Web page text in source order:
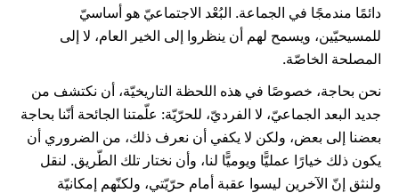
دائمًا مندمجًا في الجماعة. البُعْد الاجتماعيّ هو أساسيّ
للمسيحيّين، ويسمح لهم أن ينظروا إلى الخير العام، لا إلى
المصلحة الخاصّة.
نحن بحاجة، خصوصًا في هذه اللحظة التاريخيّة، أن نكتشف من
جديد البعد الجماعيّ، لا الفرديّ، للحرّيّة: علّمتنا الجائحة أنّنا بحاجة
بعضنا إلى بعض، ولكن لا يكفي أن نعرف ذلك، من الضروري أن
يكون ذلك خيارًا عمليًّا ويوميًّا لنا، وأن نختار تلك الطّريق. لنقل
ولنثق إنّ الآخرين ليسوا عقبة أمام حرّيّتي، ولكنّهم إمكانيّة